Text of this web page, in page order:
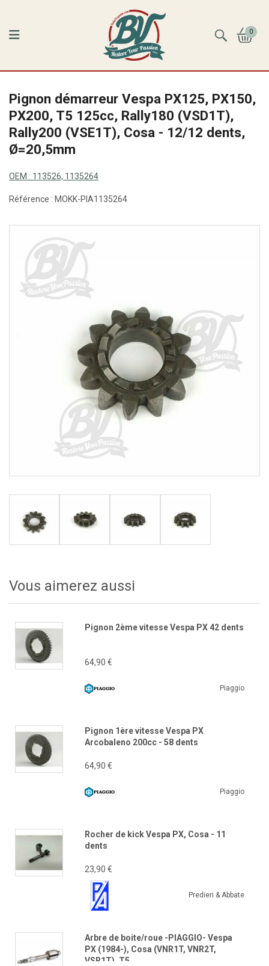
0
Pignon démarreur Vespa PX125, PX150,
PX200, T5 125cc, Rally180 (VSD1T),
Rally200 (VSE1T), Cosa - 12/12 dents,
Ø=20,5mm
OEM : 113526, 1135264
Référence : MOKK-PIA1135264
Vous aimerez aussi
Pignon 2ème vitesse Vespa PX 42 dents
64,90 €
Piaggio
Pignon 1ère vitesse Vespa PX
Arcobaleno 200cc - 58 dents
64,90 €
Piaggio
Rocher de kick Vespa PX, Cosa - 11
dents
23,90 €
Predieri & Abbate
Arbre de boite/roue -PIAGGIO- Vespa
PX (1984-), Cosa (VNR1T, VNR2T,
VSR1T), T5